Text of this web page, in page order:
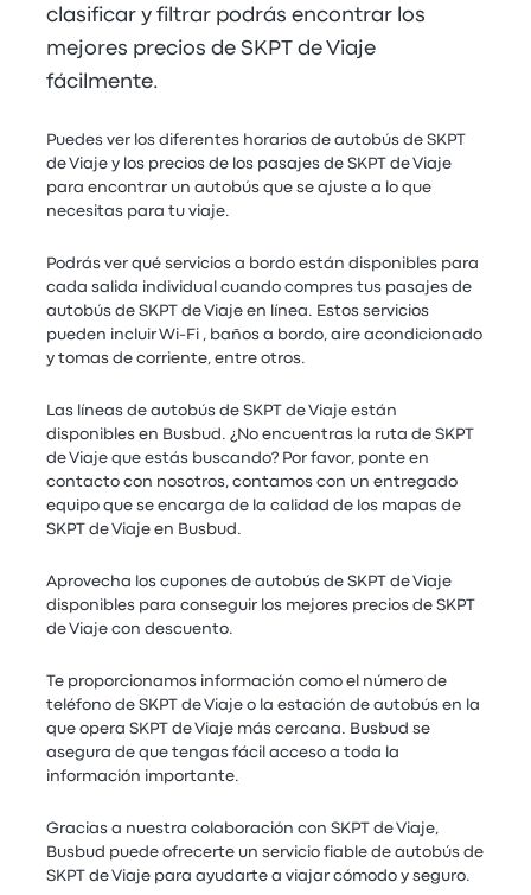
clasificar y filtrar podrás encontrar los
mejores precios de SKPT de Viaje
fácilmente.
Puedes ver los diferentes horarios de autobús de SKPT
de Viaje y los precios de los pasajes de SKPT de Viaje
para encontrar un autobús que se ajuste a lo que
necesitas para tu viaje.
Podrás ver qué servicios a bordo están disponibles para
cada salida individual cuando compres tus pasajes de
autobús de SKPT de Viaje en línea. Estos servicios
pueden incluir Wi-Fi , baños a bordo, aire acondicionado
y tomas de corriente, entre otros.
Las líneas de autobús de SKPT de Viaje están
disponibles en Busbud. ¿No encuentras la ruta de SKPT
de Viaje que estás buscando? Por favor, ponte en
contacto con nosotros, contamos con un entregado
equipo que se encarga de la calidad de los mapas de
SKPT de Viaje en Busbud.
Aprovecha los cupones de autobús de SKPT de Viaje
disponibles para conseguir los mejores precios de SKPT
de Viaje con descuento.
Te proporcionamos información como el número de
teléfono de SKPT de Viaje o la estación de autobús en la
que opera SKPT de Viaje más cercana. Busbud se
asegura de que tengas fácil acceso a toda la
información importante.
Gracias a nuestra colaboración con SKPT de Viaje,
Busbud puede ofrecerte un servicio fiable de autobús de
SKPT de Viaje para ayudarte a viajar cómodo y seguro.